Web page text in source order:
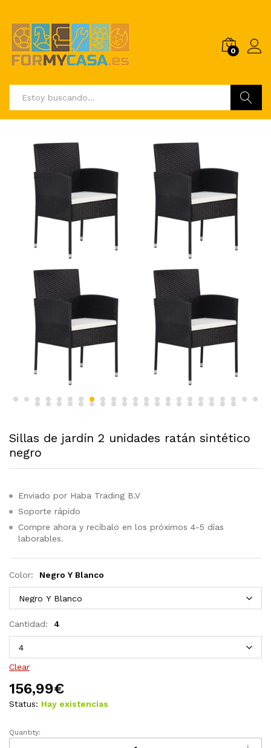
0
Sillas de jardín 2 unidades ratán sintético
negro
Enviado por Haba Trading B.V
Soporte rápido
Compre ahora y recíbalo en los próximos 4-5 días
laborables.
Color: Negro Y Blanco
Cantidad: 4
Clear
156,99€
Status: Hay existencias
Sillas
Quantity: